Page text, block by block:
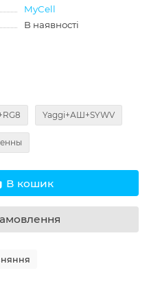
MyCell
В наявності
Yaggi+АШ+SYWV
В кошик